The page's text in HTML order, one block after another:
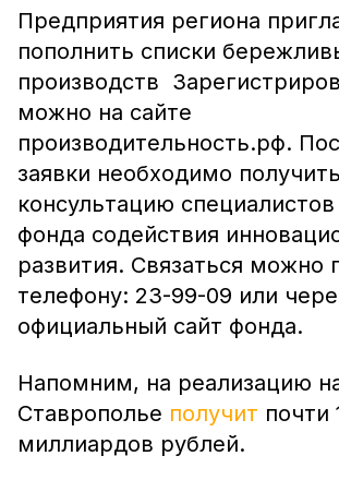
Предприятия региона
пополнить списки
производств
можно на сайте
производительность.рф.
заявки необходимо получить
консультацию
фонда содействия
развития. Связаться можно
телефону: 23-99-09 или
официальный сайт фонда.
Напомним, на реализацию
Ставрополье получит почти
миллиардов рублей.